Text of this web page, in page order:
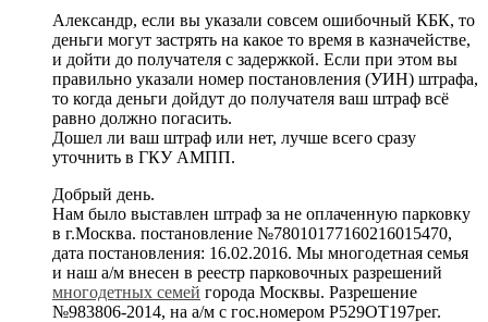
Александр, если вы указали совсем ошибочный КБК, то
деньги могут застрять на какое то время в казначействе,
и дойти до получателя с задержкой. Если при этом вы
правильно указали номер постановления (УИН) штрафа,
то когда деньги дойдут до получателя ваш штраф всё
равно должно погасить.
Дошел ли ваш штраф или нет, лучше всего сразу
уточнить в ГКУ АМПП.
Добрый день.
Нам было выставлен штраф за не оплаченную парковку
в г.Москва. постановление №78010177160216015470,
дата постановления: 16.02.2016. Мы многодетная семья
и наш а/м внесен в реестр парковочных разрешений
многодетных семей города Москвы. Разрешение
№983806-2014, на а/м с гос.номером Р529ОТ197рег.